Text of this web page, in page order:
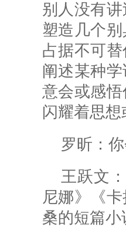
别人没有
塑造几个
占据不可
阐述某种
意会或感
闪耀着思想
罗昕：
王跃文
尼娜》《
桑的短篇小